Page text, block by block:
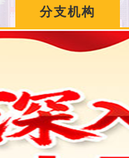
分支机构